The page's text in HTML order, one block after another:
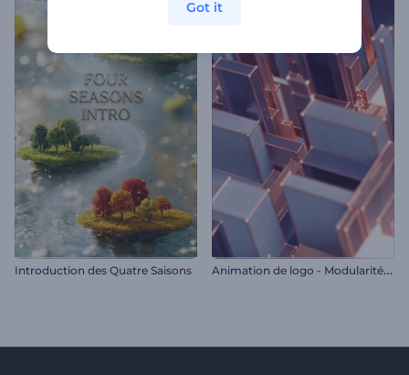
Introduction des Quatre Saisons A
nimation de logo - Modularité abstraite
Got it